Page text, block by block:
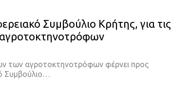
Συμβούλιο Κρήτης, για τις
αγροτοκτηνοτρόφων
των αγροτοκτηνοτρόφων φέρνει προς
Συμβούλιο…